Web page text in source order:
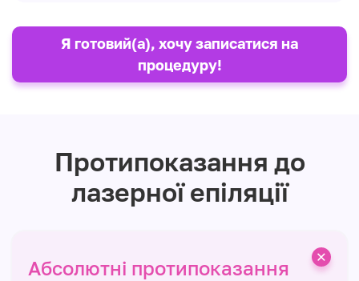
Я готовий(а), хочу записатися на
процедуру!
Протипоказання до
лазерної епіляції
Абсолютні протипоказання